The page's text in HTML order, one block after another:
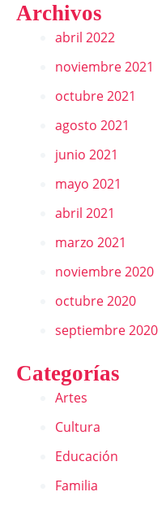
Archivos
abril 2022
noviembre 2021
octubre 2021
agosto 2021
junio 2021
mayo 2021
abril 2021
marzo 2021
noviembre 2020
octubre 2020
septiembre 2020
Categorías
Artes
Cultura
Educación
Familia